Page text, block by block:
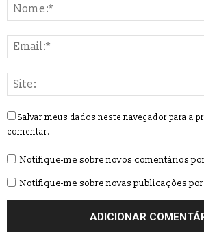
Salvar meus dados neste navegador para a
comentar.
Notifique-me sobre novos comentários
Notifique-me sobre novas publicações por